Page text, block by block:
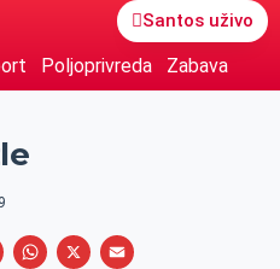
Santos uživo
Poljoprivreda Zabava
V
W
X
E